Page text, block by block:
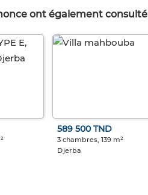
ont également consulté
589 500 TND
3 chambres, 139 m²
Djerba